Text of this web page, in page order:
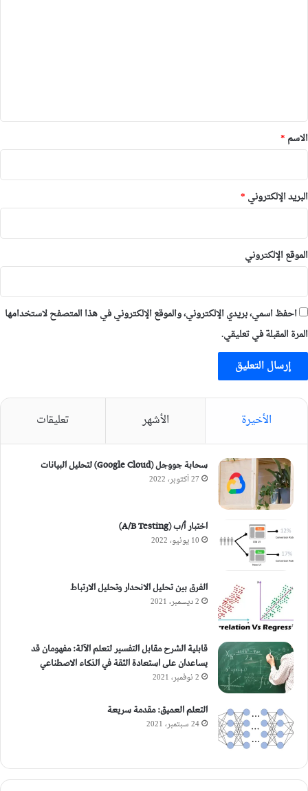
*
الاسم *
البريد الإلكتروني *
الموقع الإلكتروني
احفظ اسمي، بريدي الإلكتروني، والموقع الإلكتروني في هذا المتصفح لاستخدامها
المرة المقبلة في تعليقي.
الأخيرة الأشهر تعليقات
سحابة جووجل (Google Cloud) لتحليل البيانات
27 أكتوبر، 2022
اختبار أ/ب (A/B Testing)
10 يونيو، 2022
الفرق بين تحليل الانحدار وتحليل الارتباط
2 ديسمبر، 2021
قابلية الشرح مقابل التفسير لتعلم الآلة: مفهومان قد
يساعدان على استعادة الثقة في الذكاء الاصطناعي
2 نوفمبر، 2021
التعلم العميق: مقدمة سريعة
24 سبتمبر، 2021